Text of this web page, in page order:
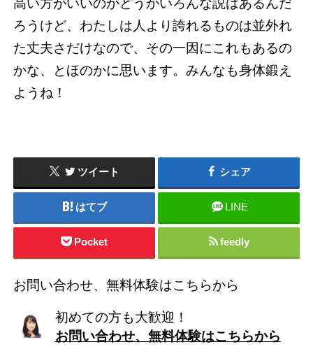
高い方がいいのかどうかいろんな説はあるんだ
ろうけど、わたしは人より誇れるものは並外れ
た丈夫さだけなので、その一因にこれもあるの
かな、とほのかに思います。みんなも身体鍛え
ようね！
ツイート シェア
はてブ LINE
Pocket feedly
お問い合わせ、無料体験はこちらから
初めての方も大歓迎！
お問い合わせ、無料体験はこちらから